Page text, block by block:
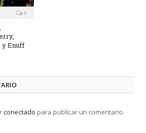
0
y Enuff
conectado para publicar un comentario.